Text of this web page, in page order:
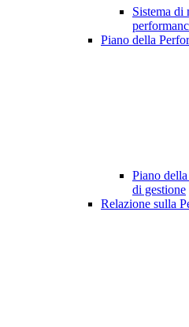
Sistema di
Piano della
Piano
di gestione
Relazione sulla